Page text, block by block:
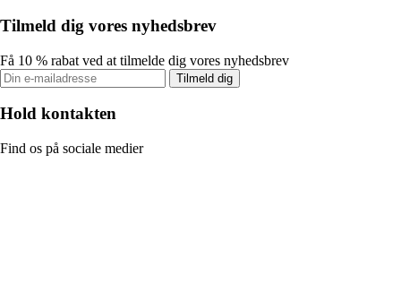
Tilmeld dig vores nyhedsbrev
Få 10 % rabat ved at tilmelde dig vores nyhedsbrev
Tilmeld dig
Hold kontakten
Find os på sociale medier